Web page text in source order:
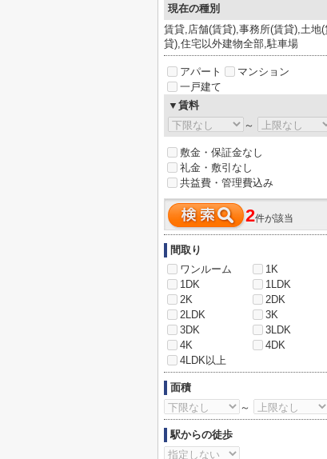
現在の種別
賃貸,店舗(賃貸),事務所(賃貸),土地(
貸),住宅以外建物全部,駐車場
アパート
マンション
一戸建て
▼賃料
～
敷金・保証金なし
礼金・敷引なし
共益費・管理費込み
2件が該当
間取り
ワンルーム
1K
1DK
1LDK
2K
2DK
2LDK
3K
3DK
3LDK
4K
4DK
4LDK以上
面積
～
駅からの徒歩